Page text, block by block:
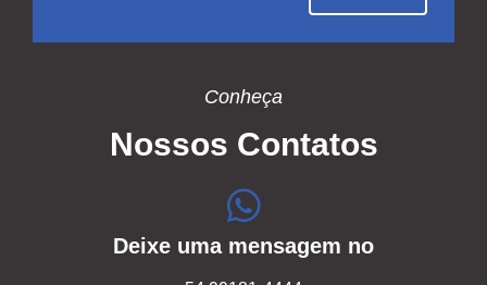
Conheça
Nossos Contatos
Deixe uma mensagem no